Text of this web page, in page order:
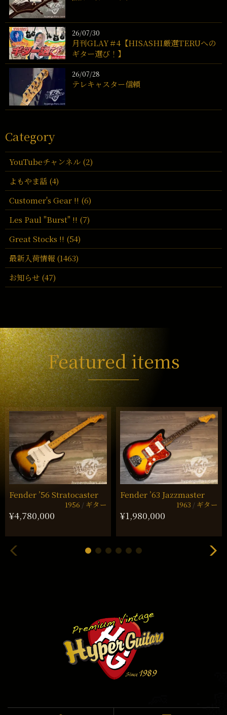
26/07/30
月刊GLAY＃4【HISASHI厳選TERUへの
ギター選び！】
26/07/28
テレキャスター信頼
Category
YouTubeチャンネル (2)
よもやま話 (4)
Customer's Gear !! (6)
Les Paul "Burst" !! (7)
Great Stocks !! (54)
最新入荷情報 (1463)
お知らせ (47)
Featured items
Fender ’56 Stratocaster
1956 ギター
¥4,780,000
Fender ’63 Jazzmaster
1963 ギター
¥1,980,000